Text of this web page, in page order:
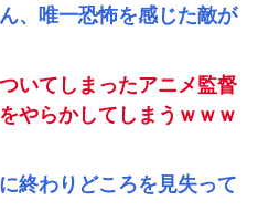
、唯一恐怖を感じた敵が
いてしまったアニメ監督
やらかしてしまうｗｗｗ
終わりどころを見失って